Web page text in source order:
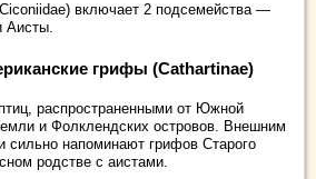
включает 2 подсемейства —
Аисты.
грифы (Cathartinae)
распространенными от Южной
и Фолклендских островов. Внешним
сильно напоминают грифов Старого
родстве с аистами.